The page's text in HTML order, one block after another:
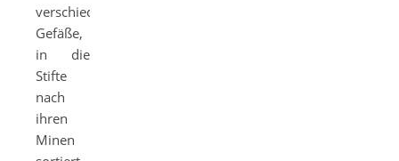
verschiedene
Gefäße,
in die
Stifte
nach
ihren
Minen